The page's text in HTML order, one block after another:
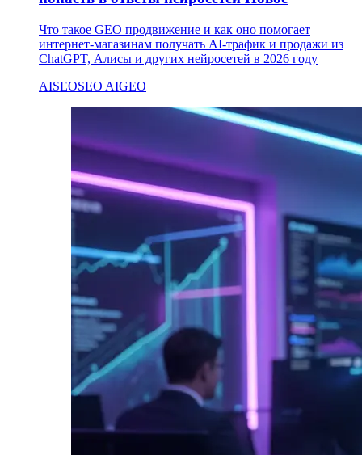
Что такое GEO продвижение и как оно помогает
интернет-магазинам получать AI-трафик и продажи из
ChatGPT, Алисы и других нейросетей в 2026 году
AISEOSEO AIGEO